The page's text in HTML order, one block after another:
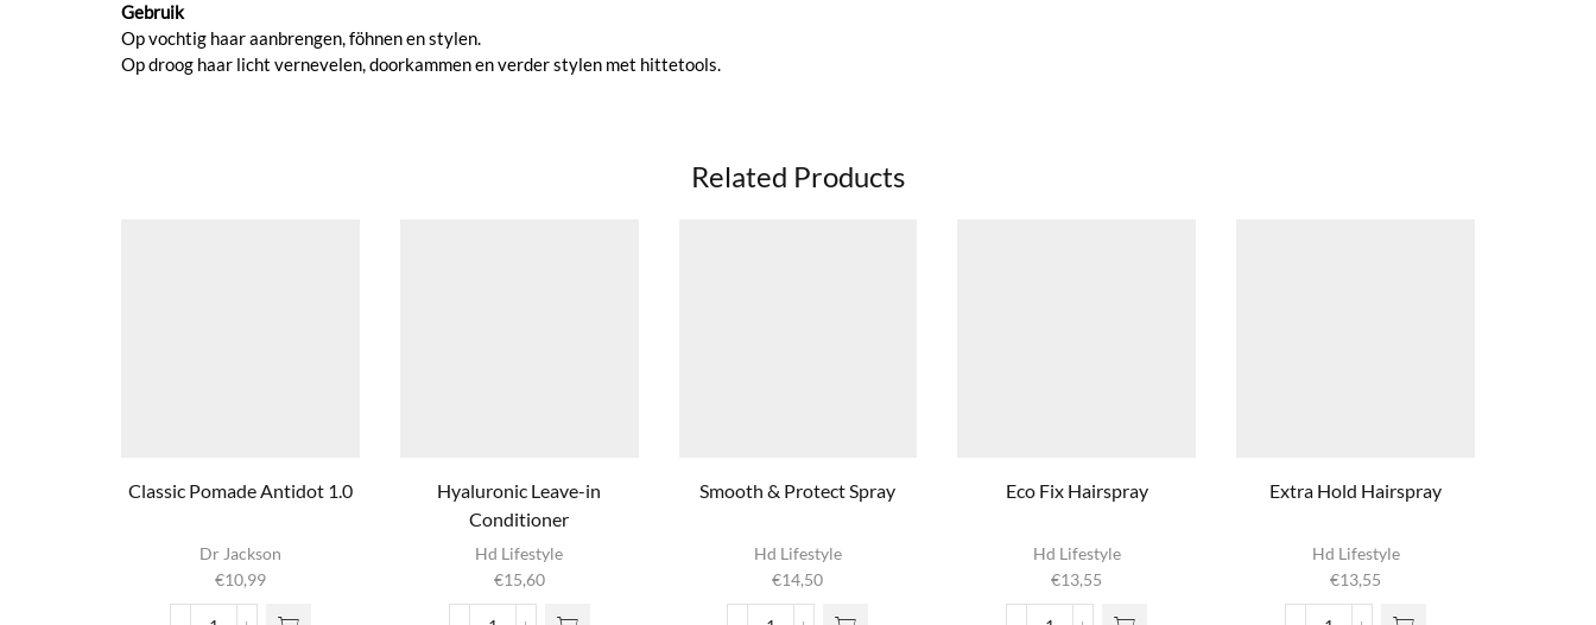
Gebruik
Op vochtig haar aanbrengen, föhnen en stylen.
Op droog haar licht vernevelen, doorkammen en verder stylen met hittetools.
Related Products
Classic Pomade Antidot 1.0
Dr Jackson
€10,99
Hyaluronic Leave-in
Conditioner
Hd Lifestyle
€15,60
Smooth & Protect Spray
Hd Lifestyle
€14,50
Eco Fix Hairspray
Hd Lifestyle
€13,55
Extra Hold Hairspray
Hd Lifestyle
€13,55